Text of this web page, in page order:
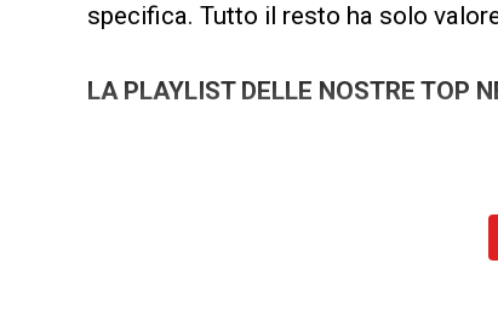
specifica. Tutto il resto ha solo
LA PLAYLIST DELLE NOSTRE TOP